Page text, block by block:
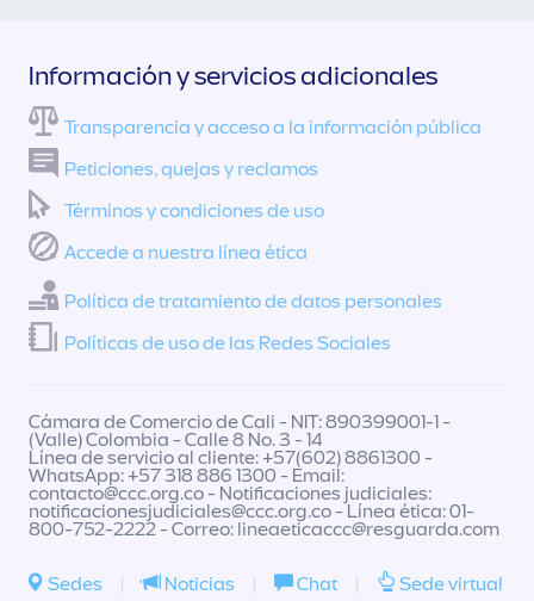
Información y servicios adicionales
Transparencia y acceso a la información pública
Peticiones, quejas y reclamos
Términos y condiciones de uso
Accede a nuestra línea ética
Política de tratamiento de datos personales
Políticas de uso de las Redes Sociales
Cámara de Comercio de Cali - NIT: 890399001-1 -
(Valle) Colombia - Calle 8 No. 3 - 14
Línea de servicio al cliente: +57(602) 8861300 -
WhatsApp: +57 318 886 1300 - Email:
contacto@ccc.org.co- Notificaciones judiciales:
notificacionesjudiciales@ccc.org.co- Línea ética: 01-
800-752-2222 - Correo: lineaeticaccc@resguarda.com
Sedes | Noticias | Chat | Sede virtual